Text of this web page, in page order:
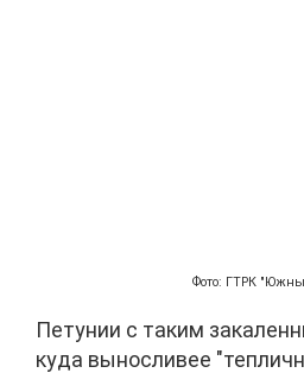
Фото: ГТРК
Петунии с таким
куда выносливее